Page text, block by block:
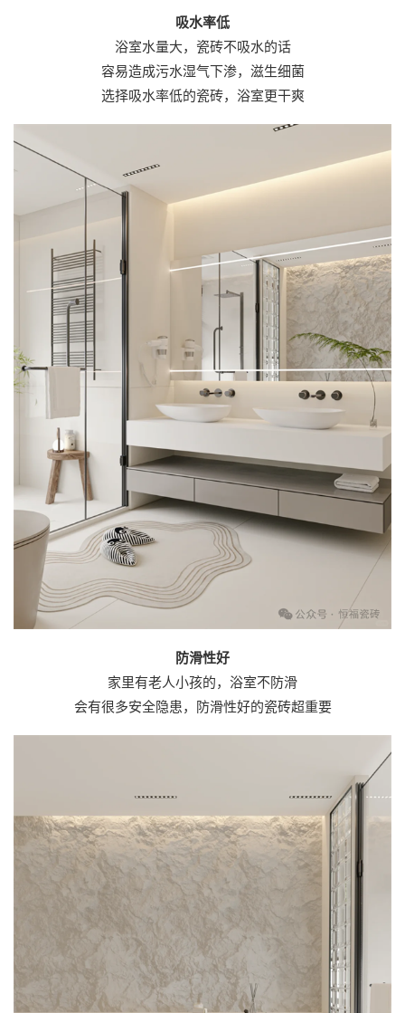
吸水率低
浴室水量大，瓷砖不吸水的话
容易造成污水湿气下渗，滋生细菌
选择吸水率低的瓷砖，浴室更干爽
防滑性好
家里有老人小孩的，浴室不防滑
会有很多安全隐患，防滑性好的瓷砖超重要